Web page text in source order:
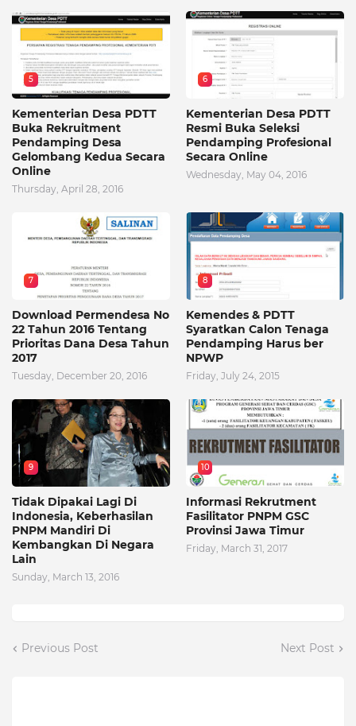
5
Kementerian Desa PDTT
Buka Rekruitment
Pendamping Desa
Gelombang Kedua Secara
Online
Thursday, April 28, 2016
6
Kementerian Desa PDTT
Resmi Buka Seleksi
Pendamping Profesional
Secara Online
Wednesday, May 04, 2016
7
Download Permendesa No
22 Tahun 2016 Tentang
Prioritas Dana Desa Tahun
2017
Tuesday, December 20, 2016
8
Kemendes & PDTT
Syaratkan Calon Tenaga
Pendamping Harus ber
NPWP
Friday, July 24, 2015
9
Tidak Dipakai Lagi Di
Indonesia, Keberhasilan
PNPM Mandiri Di
Kembangkan Di Negara
Lain
Sunday, March 13, 2016
10
Informasi Rekrutment
Fasilitator PNPM GSC
Provinsi Jawa Timur
Friday, March 31, 2017
Previous Post Next Post